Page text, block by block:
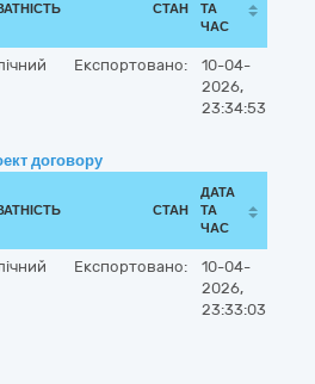
СТАН
ТА
ЧАС
Експортовано:
10-04-
2026,
23:34:53
договору
СТАН
ДАТА
ТА
ЧАС
Експортовано:
10-04-
2026,
23:33:03